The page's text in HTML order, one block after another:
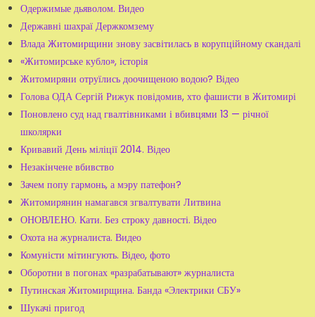
Одержимые дьяволом. Видео
Державні шахраї Держкомзему
Влада Житомирщини знову засвітилась в корупційному скандалі
«Житомирське кубло», історія
Житомиряни отруїлись доочищеною водою? Відео
Голова ОДА Сергій Рижук повідомив, хто фашисти в Житомирі
Поновлено суд над гвалтівниками і вбивцями 13 — річної
школярки
Кривавий День міліції 2014. Відео
Незакінчене вбивство
Зачем попу гармонь, а мэру патефон?
Житомирянин намагався згвалтувати Литвина
ОНОВЛЕНО. Кати. Без строку давності. Відео
Охота на журналиста. Видео
Комуністи мітингують. Відео, фото
Оборотни в погонах «разрабатывают» журналиста
Путинская Житомирщина. Банда «Электрики СБУ»
Шукачі пригод